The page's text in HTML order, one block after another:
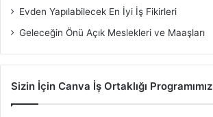
Evden Yapılabilecek En İyi İş Fikirleri
Geleceğin Önü Açık Meslekleri ve Maaşları
Sizin İçin Canva İş Ortaklığı Programımız